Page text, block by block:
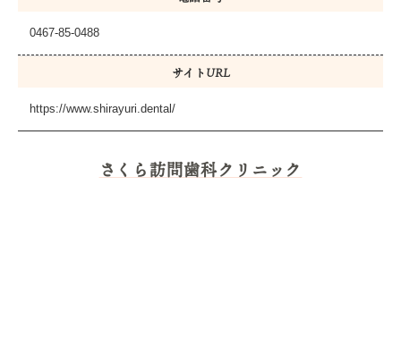
0467-85-0488
サイトURL
https://www.shirayuri.dental/
さくら訪問歯科クリニック